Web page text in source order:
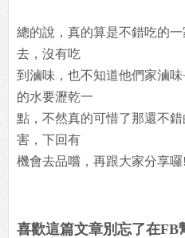
總的說，真的算是不錯吃的
去，沒有吃
到滷味，也不知道他們家滷
的水要瀝乾一
點，不然真的可惜了那還不
害，下回有
機會去品嚐，再跟大家分享囉!
喜歡這篇文章別忘了在FB